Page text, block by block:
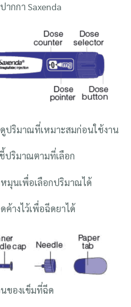
ากกา Saxenda
ปริมาณที่เหมาะสมก่อนใช้งาน
ปริมาณตามที่เลือก
มุนเพื่อเลือกปริมาณได้
ค้างไว้เพื่อฉีดยาได้
ของเข็มที่ฉีด